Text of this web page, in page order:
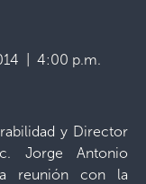
| 4:00 p.m.
y Director
Jorge Antonio
reunión con la